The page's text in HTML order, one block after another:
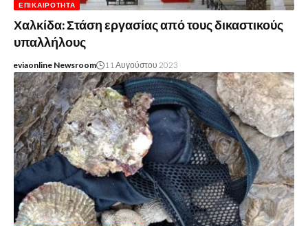
ΕΠΙΚΑΙΡΌΤΗΤΑ
Χαλκίδα: Στάση εργασίας από τους δικαστικούς
υπαλλήλους
eviaonline Newsroom 11 Αυγούστου 2023